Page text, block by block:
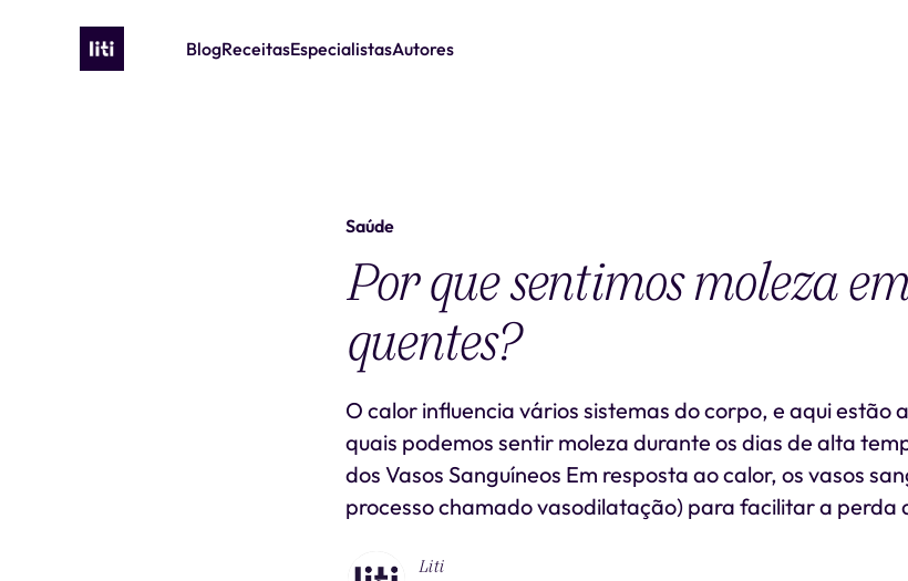
BlogReceitasEspecialistasAutores
Saúde
Por que sentimos moleza
quentes?
O calor influencia vários sistemas do corpo, e aqui estão
quais podemos sentir moleza durante os dias de alta
dos Vasos Sanguíneos Em resposta ao calor, os vasos
processo chamado vasodilatação) para facilitar a perda
Liti